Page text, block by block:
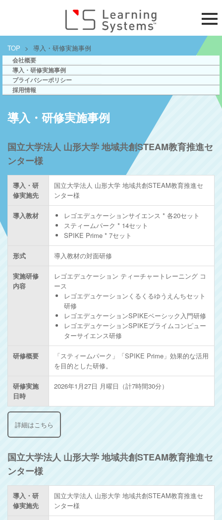
TOP > 導入・研修実施事例
会社概要
導入・研修実施事例
プライバシーポリシー
採用情報
導入・研修実施事例
国立大学法人 山形大学 地域共創STEAM教育推進セ
ンター様
導入・研
修実施先
国立大学法人 山形大学 地域共創STEAM教育推進セ
ンター様
導入教材
レゴエデュケーションサイエンス * 各20セット
スティームパーク * 14セット
SPIKE Prime * 7セット
形式 導入教材の対面研修
実施研修
内容
レゴエデュケーション ティーチャートレーニング コ
ース
レゴエデュケーションくるくるゆうえんちセット
研修
レゴエデュケーションSPIKEベーシック入門研修
レゴエデュケーションSPIKEプライムコンピュー
ターサイエンス研修
研修概要
「スティームパーク」「SPIKE Prime」効果的な活用
を目的とした研修。
研修実施
日時
2026年1月27日 月曜日（計7時間30分）
詳細はこちら
国立大学法人 山形大学 地域共創STEAM教育推進セ
ンター様
導入・研
修実施先
国立大学法人 山形大学 地域共創STEAM教育推進セ
ンター様